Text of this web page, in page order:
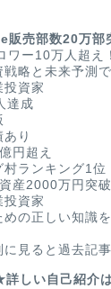
販売部数20万部
ワー10万人超え！
戦略と未来予測
投資家
達成
あり
円超え
村ランキング1位
産2000万円突破
資家
めの正しい知識
に見ると過去記
しい自己紹介